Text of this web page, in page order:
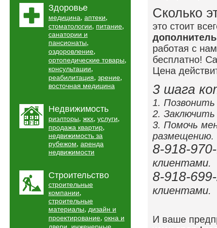
Здоровье
медицина, аптеки,
стоматологии, питание,
санатории и
пансионаты,
оздоровление,
ортопедические товары,
консультации,
реабилитация, зрение,
восточная медицина
Недвижимость
риэлторы, жкх, услуги,
продажа квартир,
недвижимость за
рубежом, аренда
недвижимости
Строительство
строительные
компании,
строительные
материалы, дизайн и
проектирование, окна и
,
Сколько
это стоит
работая с
бесплатно!
Цена
3 шага
1.
2. Заключить
3. Помочь
размещению.
8-918-
клиентами.
8-918-
клиентами.
И ваше